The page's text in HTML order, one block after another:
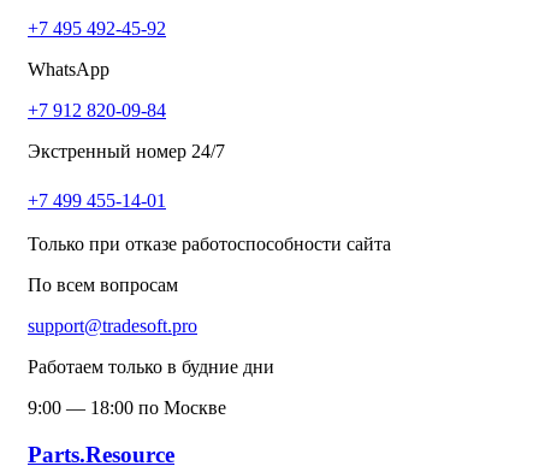
+7 495 492-45-92
WhatsApp
+7 912 820-09-84
Экстренный номер 24/7
+7 499 455-14-01
Только при отказе работоспособности сайта
По всем вопросам
support@tradesoft.pro
Работаем только в будние дни
9:00 — 18:00 по Москве
Parts.Resource